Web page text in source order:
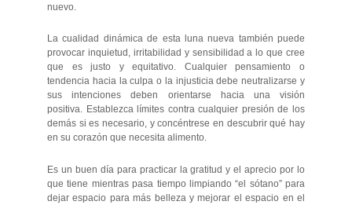
nuevo.
La cualidad dinámica de esta luna nueva también puede
provocar inquietud, irritabilidad y sensibilidad a lo que cree
que es justo y equitativo. Cualquier pensamiento o
tendencia hacia la culpa o la injusticia debe neutralizarse y
sus intenciones deben orientarse hacia una visión
positiva. Establezca límites contra cualquier presión de los
demás si es necesario, y concéntrese en descubrir qué hay
en su corazón que necesita alimento.
Es un buen día para practicar la gratitud y el aprecio por lo
que tiene mientras pasa tiempo limpiando “el sótano” para
dejar espacio para más belleza y mejorar el espacio en el